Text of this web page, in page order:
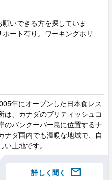
いできる方を探していま
ート有り。ワーキングホリ
年にオープンした日本食レス
は、カナダのブリティッシュコ
のバンクーバー島に位置するナ
ナダ国内でも温暖な地域で、自
土地です。
詳しく聞く mail